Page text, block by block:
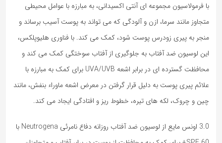
با فرمولاسیون مجموعه ای آنتی اکسیدانی، به مبارزه با عوامل محیطی
متجاوز مانند سرما، ازن و آلودگی که می تواند به پوست آسیب برساند و
منجر به پیری زودرس پوست شود، کمک می کند. با فناوری هلیوپلکس،
این لوسیون ضد آفتاب به جلوگیری از آفتاب سوختگی کمک می کند و
محافظت گسترده ای در برابر اشعه UVA/UVB برای کمک به مبارزه با
علائم پیری پوست به دلیل قرار گرفتن در معرض اشعه ماوراء بنفش، مانند
چین و چروک، لکه های تیره، خطوط ریز و افتادگی ایجاد می کند.
3.0 اونس مایع از لوسیون ضد آفتاب روزانه دفاع نامرئی Neutrogena با